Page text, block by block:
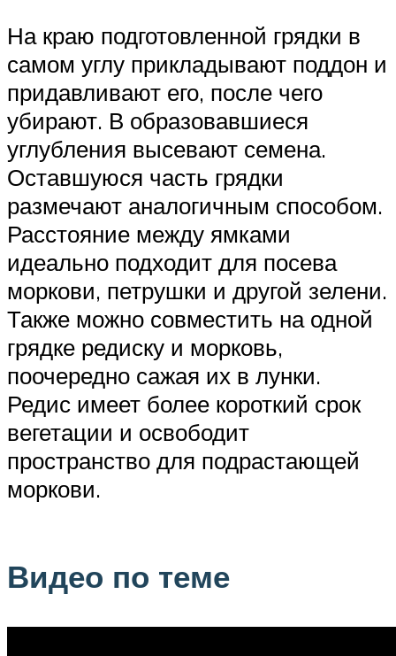
На краю подготовленной грядки в
самом углу прикладывают поддон и
придавливают его, после чего
убирают. В образовавшиеся
углубления высевают семена.
Оставшуюся часть грядки
размечают аналогичным способом.
Расстояние между ямками
идеально подходит для посева
моркови, петрушки и другой зелени.
Также можно совместить на одной
грядке редиску и морковь,
поочередно сажая их в лунки.
Редис имеет более короткий срок
вегетации и освободит
пространство для подрастающей
моркови.
Видео по теме